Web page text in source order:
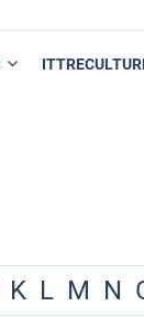
K L M N